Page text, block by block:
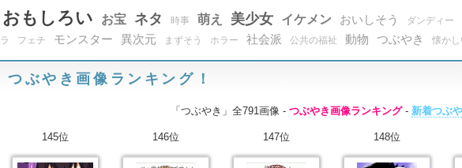
おもしろい お宝 ネタ 時事 萌え 美少女 イケメン おいしそう ダンディー
ラ
フェチ モンスター 異次元 まずそう ホラー 社会派 公共の福祉 動物 つぶやき 懐かし
つぶやき画像ランキング！
「つぶやき」全791画像 - つぶやき画像ランキング- 新着つぶ
145位 146位 147位 148位